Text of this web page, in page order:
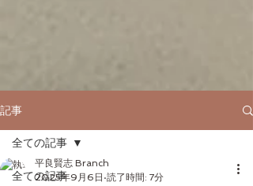
記事
全ての記事
全ての記事
平良賢志 Branch
2025年9月6日 読了時間: 7分